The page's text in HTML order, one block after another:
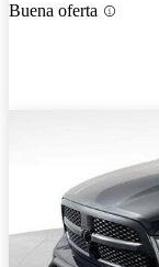
Buena oferta